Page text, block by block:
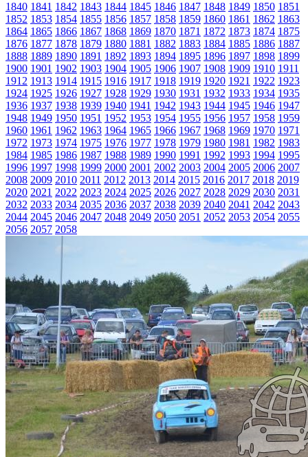
1840 1841 1842 1843 1844 1845 1846 1847 1848 1849 1850 1851
1852 1853 1854 1855 1856 1857 1858 1859 1860 1861 1862 1863
1864 1865 1866 1867 1868 1869 1870 1871 1872 1873 1874 1875
1876 1877 1878 1879 1880 1881 1882 1883 1884 1885 1886 1887
1888 1889 1890 1891 1892 1893 1894 1895 1896 1897 1898 1899
1900 1901 1902 1903 1904 1905 1906 1907 1908 1909 1910 1911
1912 1913 1914 1915 1916 1917 1918 1919 1920 1921 1922 1923
1924 1925 1926 1927 1928 1929 1930 1931 1932 1933 1934 1935
1936 1937 1938 1939 1940 1941 1942 1943 1944 1945 1946 1947
1948 1949 1950 1951 1952 1953 1954 1955 1956 1957 1958 1959
1960 1961 1962 1963 1964 1965 1966 1967 1968 1969 1970 1971
1972 1973 1974 1975 1976 1977 1978 1979 1980 1981 1982 1983
1984 1985 1986 1987 1988 1989 1990 1991 1992 1993 1994 1995
1996 1997 1998 1999 2000 2001 2002 2003 2004 2005 2006 2007
2008 2009 2010 2011 2012 2013 2014 2015 2016 2017 2018 2019
2020 2021 2022 2023 2024 2025 2026 2027 2028 2029 2030 2031
2032 2033 2034 2035 2036 2037 2038 2039 2040 2041 2042 2043
2044 2045 2046 2047 2048 2049 2050 2051 2052 2053 2054 2055
2056 2057 2058